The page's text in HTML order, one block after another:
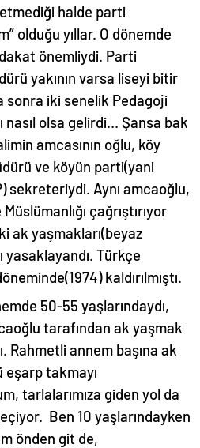
halde parti
olduğu yıllar. O dönemde
önemliydi. Parti
yakının varsa liseyi bitir
sonra iki senelik Pedagoji
nasıl olsa gelirdi… Şansa bak
amcasının oğlu, köy
ve köyün parti(yani
sekreteriydi. Aynı amcaoğlu,
çağrıştırıyor
ak yaşmakları(beyaz
Türkçe
kaldırılmıştı.
50-55 yaşlarındaydı,
tarafından ak yaşmak
Rahmetli annem başına ak
takmayı
tarlalarımıza giden yol da
Ben 10 yaşlarındayken
önden git de,